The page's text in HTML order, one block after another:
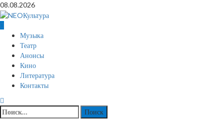
Перейти
к
содержимому
08.08.2026
Основное
меню
Музыка
Театр
Анонсы
Кино
Литература
Контакты
Найти: